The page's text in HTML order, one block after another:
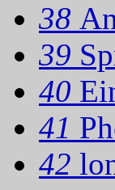
38
39
40
41
42